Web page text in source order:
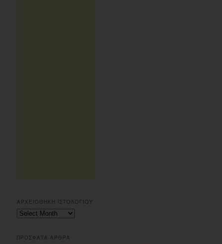
ΑΡΧΕΙΟΘΗΚΗ ΙΣΤΟΛΟΓΙΟΥ
Αρχειοθηκη
ΠΡΟΣΦΑΤΑ ΑΡΘΡΑ